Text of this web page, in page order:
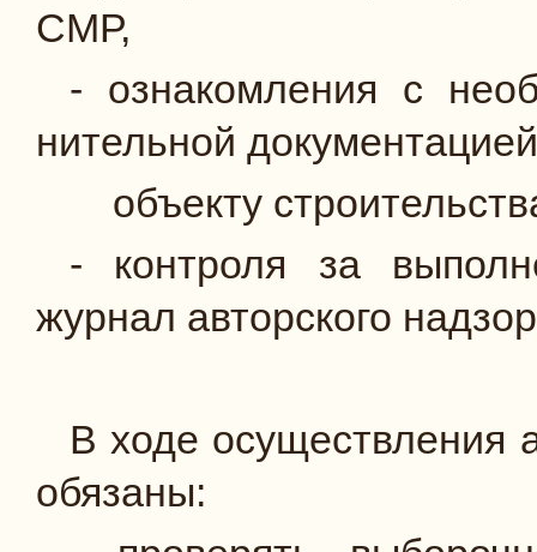
СМР,
- ознакомления с
нительной
объекту
- контроля за
журнал авторского
В ходе осуществления
обязаны: